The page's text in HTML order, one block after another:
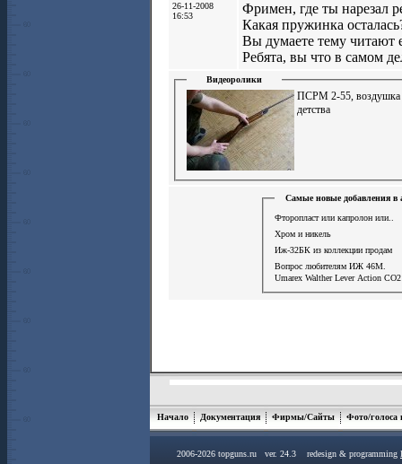
26-11-2008
16:53
Фримен, где ты нарезал
Какая пружинка
Вы думаете тему читают
Ребята, вы что в самом
Видеоролики
ПСРМ 2-55, воздушка
детства
Самые новые добавления в
Фторопласт или капролон или..
Хром и никель
Иж-32БК из коллекции продам
Вопрос любителям ИЖ 46М.
Umarex Walther Lever Action СО2
Начало Документация Фирмы/Сайты Фото/голоса
2006-2026 topguns.ru ver. 24.3 redesign & programming